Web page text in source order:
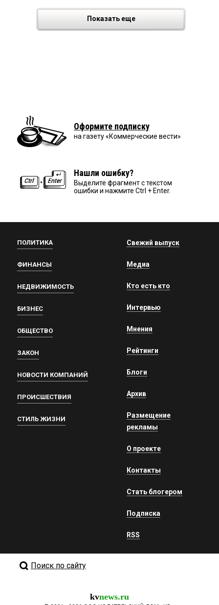
Показать еще
Оформите подписку
на газету «Коммерческие вести»
Нашли ошибку?
Выделите фрагмент с текстом
ошибки и нажмите Ctrl + Enter.
ПОЛИТИКА
ФИНАНСЫ
НЕДВИЖИМОСТЬ
БИЗНЕС
ОБЩЕСТВО
ЗАКОН
НОВОСТИ КОМПАНИЙ
ПРОИСШЕСТВИЯ
СТИЛЬ ЖИЗНИ
Свежий выпуск
Медиа
Кто есть кто
Интервью
Мнения
Рейтинги
Блоги
Архив
Размещение
рекламы
О проекте
Контакты
Стать блогером
Подписка
RSS
Поиск по сайту
kvnews.ru